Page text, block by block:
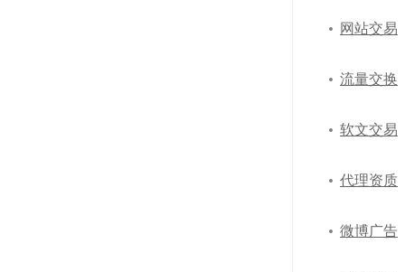
网站交易
流量交换
软文交易
代理资质
微博广告